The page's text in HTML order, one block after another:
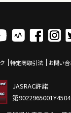
特定商取引法 お問い
JASRAC許諾
第